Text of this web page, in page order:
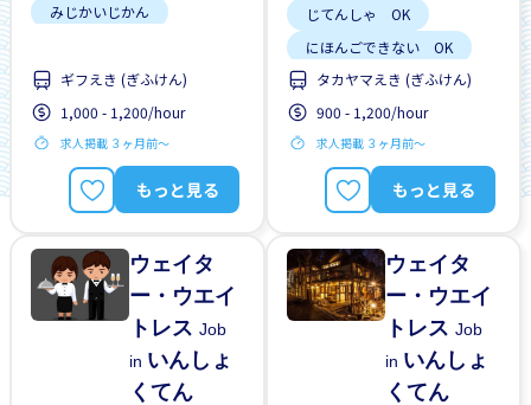
みじかいじかん
りれきしょ なし
リーダーになれる
しゃいんに なれる
がいこくじんが いる
ざんぎょう すくない
ギフえき (ぎふけん)
1,000 - 1,200/hour
求人掲載 ３ヶ月前〜
もっと見る
じてんしゃ OK
にほんごできない OK
女性かんげい
車通勤
タカヤマえき (ぎふけん)
900 - 1,200/hour
求人掲載 ３ヶ月前〜
もっと見る
ウェイタ
ー・ウエイ
トレスJob
in いんしょ
くてん
ウェイタ
ー・ウエイ
トレスJob
in いんしょ
くてん